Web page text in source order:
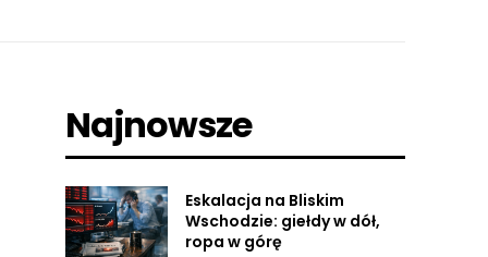
Najnowsze
Eskalacja na Bliskim
Wschodzie: giełdy w dół,
ropa w górę